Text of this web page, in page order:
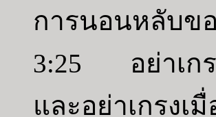
การนอนหลับข
3:25 อย่าเกร
และอย่าเกรงเ